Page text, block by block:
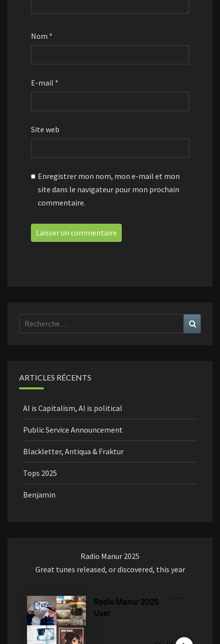
Nom *
E-mail *
Site web
Enregistrer mon nom, mon e-mail et mon
site dans le navigateur pour mon prochain
commentaire.
Rechercher :
ARTICLES RÉCENTS
AI is Capitalism, AI is political
Public Service Announcement
Blackletter, Antiqua & Fraktur
Tops 2025
Benjamin
Radio Manur 2025
Great tunes released, or discovered, this year